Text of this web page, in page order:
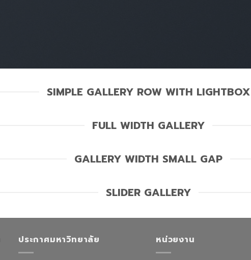
SIMPLE GALLERY ROW WITH LIGHTBOX
FULL WIDTH GALLERY
GALLERY WIDTH SMALL GAP
SLIDER GALLERY
ประกาศมหาวิทยาลัย หน่วยงาน